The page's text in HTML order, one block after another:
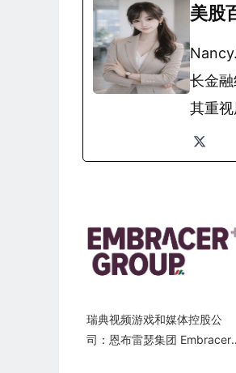
美股
长金
其重
瑞典视频游戏和媒体控股公
司：恩布雷瑟集团 Embracer